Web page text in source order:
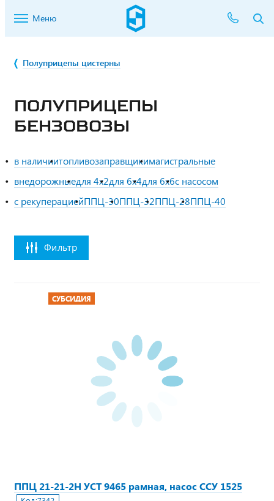
Меню
Полуприцепы цистерны
ПОЛУПРИЦЕПЫ
БЕНЗОВОЗЫ
в наличиитопливозаправщикимагистральные
внедорожныедля 4x2для 6x4для 6x6с насосом
с рекуперациейППЦ-30ППЦ-32ППЦ-28ППЦ-40
Фильтр
СУБСИДИЯ
ППЦ 21-21-2Н УСТ 9465 рамная, насос ССУ 1525